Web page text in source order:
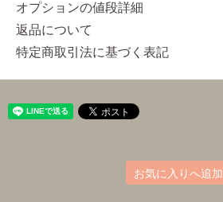
オプションの値段詳細
返品について
特定商取引法に基づく表記
お気に入りへ追加